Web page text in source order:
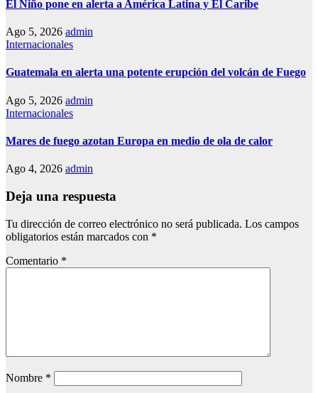
El Niño pone en alerta a América Latina y El Caribe
Ago 5, 2026 admin
Internacionales
Guatemala en alerta una potente erupción del volcán de Fuego
Ago 5, 2026 admin
Internacionales
Mares de fuego azotan Europa en medio de ola de calor
Ago 4, 2026 admin
Deja una respuesta
Tu dirección de correo electrónico no será publicada. Los campos
obligatorios están marcados con *
Comentario *
Nombre *